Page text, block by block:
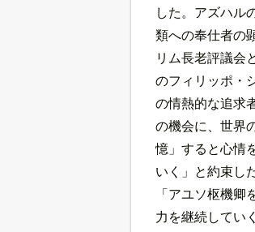
した。アズハル
類への奉仕者の
リム長老評議会
のフィリッポ・
の情熱的な追求
の機会に、世界
憶」すると心情
いく」と約束し
「アユソ枢機
力を継続してい